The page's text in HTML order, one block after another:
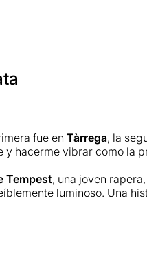
de la música que de
fue en Tàrrega, la
y hacerme vibrar como la
Tempest, una joven
luminoso. Una
la necesidad de seguir
que nos recuerdan